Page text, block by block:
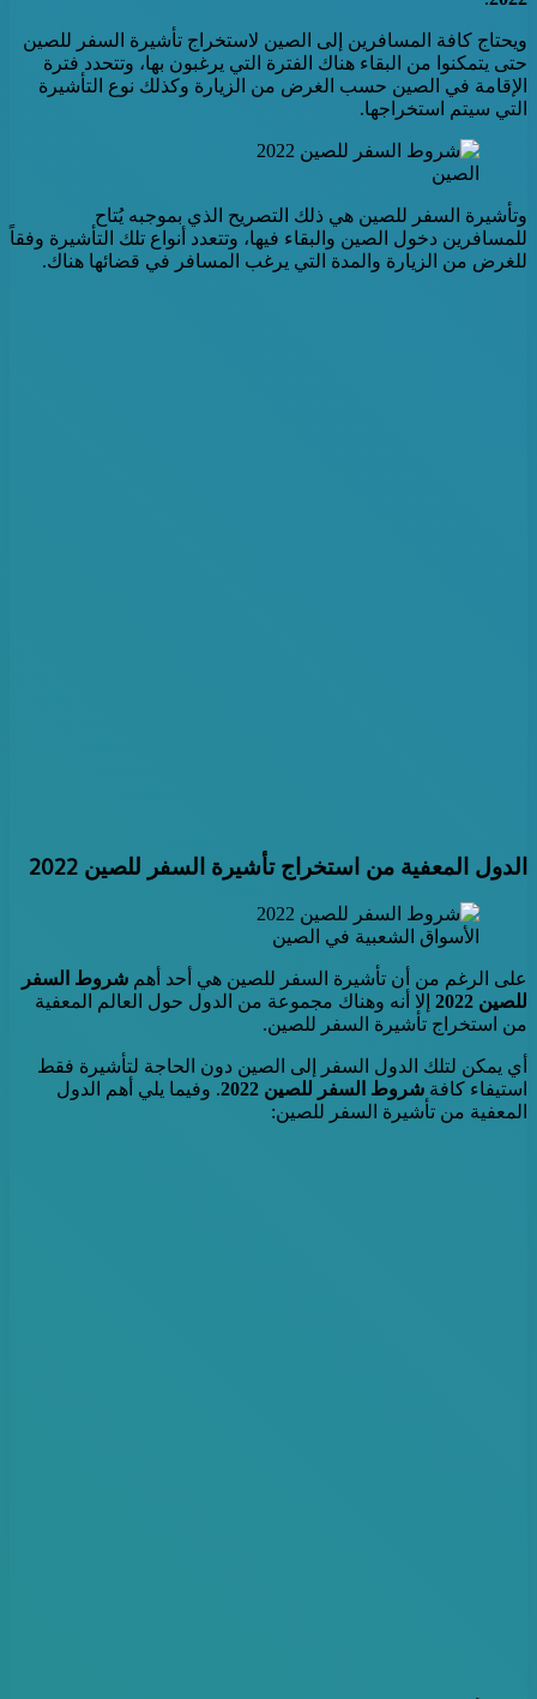
ويحتاج كافة المسافرين إلى الصين لاستخراج تأشيرة السفر للصين
حتى يتمكنوا من البقاء هناك الفترة التي يرغبون بها، وتتحدد فترة
الإقامة في الصين حسب الغرض من الزيارة وكذلك نوع التأشيرة
التي سيتم استخراجها.
الصين
وتأشيرة السفر للصين هي ذلك التصريح الذي بموجبه يُتاح
للمسافرين دخول الصين والبقاء فيها، وتتعدد أنواع تلك التأشيرة وفقاً
للغرض من الزيارة والمدة التي يرغب المسافر في قضائها هناك.
الدول المعفية من استخراج تأشيرة السفر للصين 2022
الأسواق الشعبية في الصين
على الرغم من أن تأشيرة السفر للصين هي أحد أهم شروط السفر
للصين 2022
إلا أنه وهناك مجموعة من الدول حول العالم المعفية
من استخراج تأشيرة السفر للصين.
أي يمكن لتلك الدول السفر إلى الصين دون الحاجة لتأشيرة فقط
استيفاء كافة شروط السفر للصين 2022
. وفيما يلي أهم الدول
المعفية من تأشيرة السفر للصين: